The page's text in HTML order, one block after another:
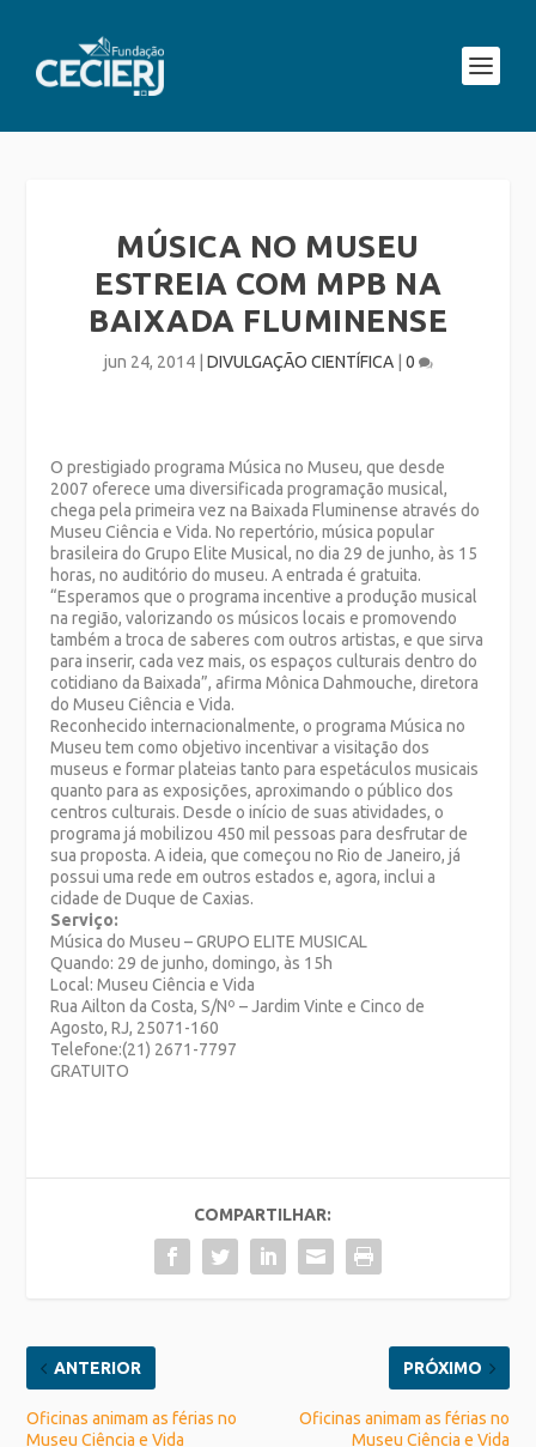
MÚSICA NO MUSEU
ESTREIA COM MPB NA
BAIXADA FLUMINENSE
jun 24, 2014| DIVULGAÇÃO CIENTÍFICA| 0
O prestigiado programa Música no Museu, que desde
2007 oferece uma diversificada programação musical,
chega pela primeira vez na Baixada Fluminense através do
Museu Ciência e Vida. No repertório, música popular
brasileira do Grupo Elite Musical, no dia 29 de junho, às 15
horas, no auditório do museu. A entrada é gratuita.
“Esperamos que o programa incentive a produção musical
na região, valorizando os músicos locais e promovendo
também a troca de saberes com outros artistas, e que sirva
para inserir, cada vez mais, os espaços culturais dentro do
cotidiano da Baixada”, afirma Mônica Dahmouche, diretora
do Museu Ciência e Vida.
Reconhecido internacionalmente, o programa Música no
Museu tem como objetivo incentivar a visitação dos
museus e formar plateias tanto para espetáculos musicais
quanto para as exposições, aproximando o público dos
centros culturais. Desde o início de suas atividades, o
programa já mobilizou 450 mil pessoas para desfrutar de
sua proposta. A ideia, que começou no Rio de Janeiro, já
possui uma rede em outros estados e, agora, inclui a
cidade de Duque de Caxias.
Serviço:
Música do Museu – GRUPO ELITE MUSICAL
Quando: 29 de junho, domingo, às 15h
Local: Museu Ciência e Vida
Rua Ailton da Costa, S/Nº – Jardim Vinte e Cinco de
Agosto, RJ, 25071-160
Telefone:(21) 2671-7797
GRATUITO
COMPARTILHAR:
ANTERIOR
Oficinas animam as férias no
Museu Ciência e Vida
PRÓXIMO
Oficinas animam as férias no
Museu Ciência e Vida